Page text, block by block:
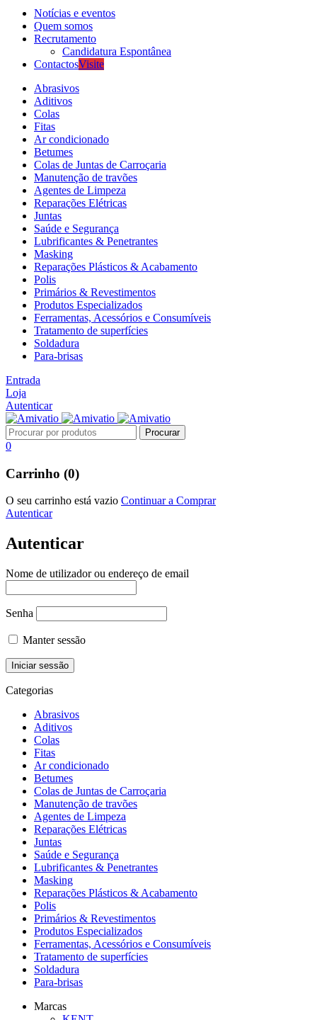
Notícias e eventos
Quem somos
Recrutamento
Candidatura Espontânea
ContactosVisite
Abrasivos
Aditivos
Colas
Fitas
Ar condicionado
Betumes
Colas de Juntas de Carroçaria
Manutenção de travões
Agentes de Limpeza
Reparações Elétricas
Juntas
Saúde e Segurança
Lubrificantes & Penetrantes
Masking
Reparações Plásticos & Acabamento
Polis
Primários & Revestimentos
Produtos Especializados
Ferramentas, Acessórios e Consumíveis
Tratamento de superfícies
Soldadura
Para-brisas
Entrada
Loja
Autenticar
0
Carrinho (0)
O seu carrinho está vazio Continuar a Comprar
Autenticar
Autenticar
Nome de utilizador ou endereço de email
Senha
Manter sessão
Categorias
Abrasivos
Aditivos
Colas
Fitas
Ar condicionado
Betumes
Colas de Juntas de Carroçaria
Manutenção de travões
Agentes de Limpeza
Reparações Elétricas
Juntas
Saúde e Segurança
Lubrificantes & Penetrantes
Masking
Reparações Plásticos & Acabamento
Polis
Primários & Revestimentos
Produtos Especializados
Ferramentas, Acessórios e Consumíveis
Tratamento de superfícies
Soldadura
Para-brisas
Marcas